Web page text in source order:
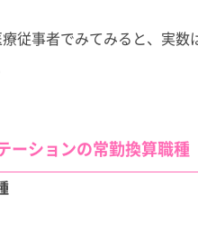
従事者でみてみると、実
ションの常勤換算職